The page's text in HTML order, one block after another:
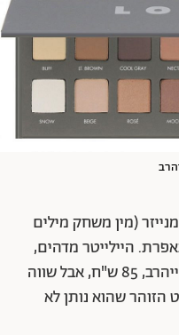
(מין משחק מילים
היילייטר מדהים,
לא כל כך זול ביחס למחירים של אייהרב, 85 ש"ח, אבל שווה
שהוא נותן לא